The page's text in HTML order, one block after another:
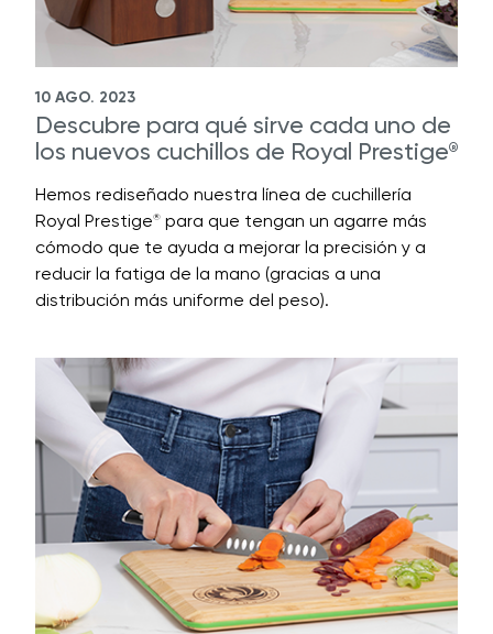
10 AGO. 2023
Descubre para qué sirve cada uno de
los nuevos cuchillos de Royal Prestige®
Hemos rediseñado nuestra línea de cuchillería
Royal Prestige® para que tengan un agarre más
cómodo que te ayuda a mejorar la precisión y a
reducir la fatiga de la mano (gracias a una
distribución más uniforme del peso).